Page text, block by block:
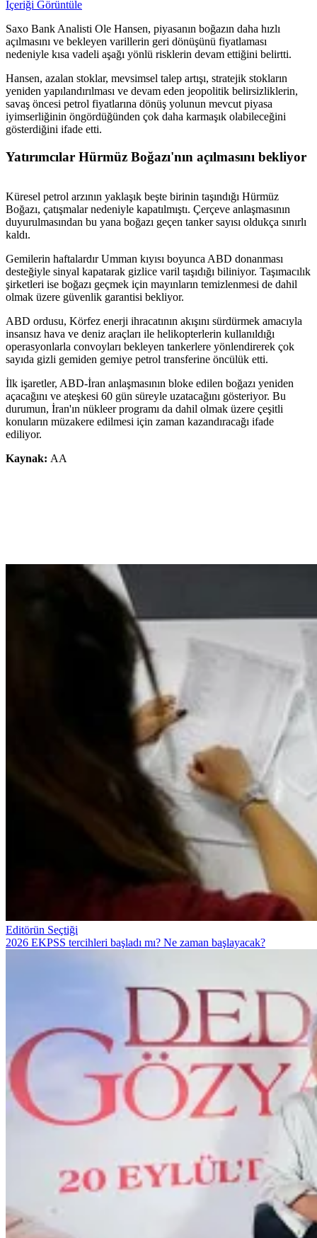
İçeriği Görüntüle
Saxo Bank Analisti Ole Hansen, piyasanın boğazın daha hızlı
açılmasını ve bekleyen varillerin geri dönüşünü fiyatlaması
nedeniyle kısa vadeli aşağı yönlü risklerin devam ettiğini belirtti.
Hansen, azalan stoklar, mevsimsel talep artışı, stratejik stokların
yeniden yapılandırılması ve devam eden jeopolitik belirsizliklerin,
savaş öncesi petrol fiyatlarına dönüş yolunun mevcut piyasa
iyimserliğinin öngördüğünden çok daha karmaşık olabileceğini
gösterdiğini ifade etti.
Yatırımcılar Hürmüz Boğazı'nın açılmasını bekliyor
Küresel petrol arzının yaklaşık beşte birinin taşındığı Hürmüz
Boğazı, çatışmalar nedeniyle kapatılmıştı. Çerçeve anlaşmasının
duyurulmasından bu yana boğazı geçen tanker sayısı oldukça sınırlı
kaldı.
Gemilerin haftalardır Umman kıyısı boyunca ABD donanması
desteğiyle sinyal kapatarak gizlice varil taşıdığı biliniyor. Taşımacılık
şirketleri ise boğazı geçmek için mayınların temizlenmesi de dahil
olmak üzere güvenlik garantisi bekliyor.
ABD ordusu, Körfez enerji ihracatının akışını sürdürmek amacıyla
insansız hava ve deniz araçları ile helikopterlerin kullanıldığı
operasyonlarla convoyları bekleyen tankerlere yönlendirerek çok
sayıda gizli gemiden gemiye petrol transferine öncülük etti.
İlk işaretler, ABD-İran anlaşmasının bloke edilen boğazı yeniden
açacağını ve ateşkesi 60 gün süreyle uzatacağını gösteriyor. Bu
durumun, İran'ın nükleer programı da dahil olmak üzere çeşitli
konuların müzakere edilmesi için zaman kazandıracağı ifade
ediliyor.
Kaynak: AA
Editörün Seçtiği
2026 EKPSS tercihleri başladı mı? Ne zaman başlayacak?